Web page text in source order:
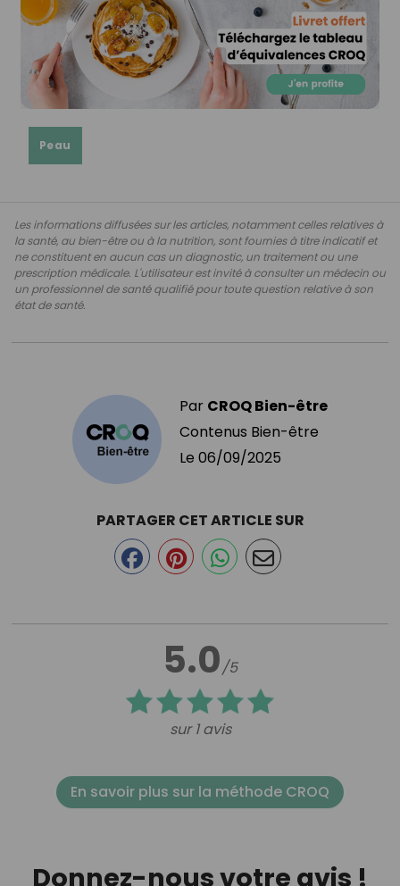
Peau
Les informations diffusées sur les articles, notamment celles relatives à
la santé, au bien-être ou à la nutrition, sont fournies à titre indicatif et
ne constituent en aucun cas un diagnostic, un traitement ou une
prescription médicale. L'utilisateur est invité à consulter un médecin ou
un professionnel de santé qualifié pour toute question relative à son
état de santé.
Par CROQ Bien-être
Contenus Bien-être
Le 06/09/2025
5.0/5
sur 1 avis
PARTAGER CET ARTICLE SUR
En savoir plus sur la méthode CROQ
Donnez-nous votre avis !